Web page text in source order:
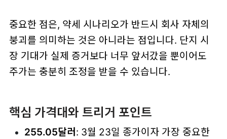
중요한 점은, 약세 시나리오가 반드시 회사 자체의
붕괴를 의미하는 것은 아니라는 점입니다. 단지 시
장 기대가 실제 증거보다 너무 앞서갔을 뿐이어도
주가는 충분히 조정을 받을 수 있습니다.
핵심 가격대와 트리거 포인트
255.05달러 : 3월 23일 종가이자 가장 중요한